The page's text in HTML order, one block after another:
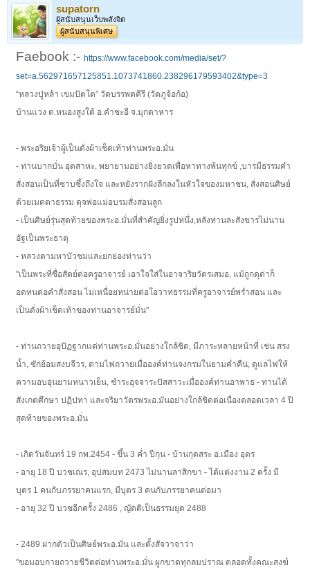
supatorn
ผู้สนับสนุนเว็บพลังจิต
ผู้สนับสนุนพิเศษ
Faebook :-https://www.facebook.com/media/set/?
set=a.562971657125851.1073741860.238296179593402&type=3
“หลวงปู่หล้า เขมปัตโต” วัดบรรพตคีรี (วัดภูจ้อก้อ)
บ้านแวง ต.หนองสูงใต้ อ.คำชะอี จ.มุกดาหาร
- พระอริยเจ้าผู้เป็นดั่งผ้าเช็ดเท้าท่านพระอ.มั่น
- ท่านบากบั่น อุตสาหะ, พยายามอย่างยิ่งยวดเพื่อหาทางพ้นทุกข์ ,บารมีธรรมคำ
สั่งสอนเป็นที่ซาบซึ้งถึงใจ และหยั่งรากฝังลึกลงในหัวใจของมหาชน, สั่งสอนศิษย์
ด้วยเมตตาธรรม ดุจพ่อแม่อบรมสั่งสอนลูก
- เป็นศิษย์รุ่นสุดท้ายของพระอ.มั่นที่สำคัญยิ่งรูปหนึ่ง,หลังท่านละสังขารไม่นาน
อัฐเป็นพระธาตุ
- หลวงตามหาบัวชมและยกย่องท่านว่า
"เป็นพระที่ซื่อสัตย์ต่อครูอาจารย์ เอาใจใส่ในอาจาริยวัตรเสมอ, แม้ถูกดุด่าก็
อดทนต่อคำสั่งสอน ไม่เหนื่อยหน่ายต่อโอวาทธรรมที่ครูอาจารย์พร่ำสอน และ
เป็นดั่งผ้าเช็ดเท้าของท่านอาจารย์มั่น"
- ท่านถวายอุปัฏฐากแด่ท่านพระอ.มั่นอย่างใกล้ชิด, มีภาระหลายหน้าที่ เช่น สรง
น้ำ, ซักย้อมสงบจีวร, ตามไฟถวายเมื่อองค์ท่านจงกรมในยามค่ำคืน่, ดูแลไฟให้
ความอบอุ่นยามหนาวเย็น, ชำระอุจจาระปัสสาวะเมื่อองค์ท่านอาพาธ - ท่านได้
สังเกตศึกษา ปฏิปทา และจริยาวัตรพระอ.มั่นอย่างใกล้ชิดต่อเนื่องตลอดเวลา 4 ปี
สุดท้ายของพระอ.มั่น
- เกิดวันจันทร์ 19 กพ.2454 - ขึ้น 3 ค่ำ ปีกุน - บ้านกุดสระ อ.เมือง อุดร
- อายุ 18 ปี บวชเณร, อุปสมบท 2473 ไม่นานลาสิกขา - ได้แต่งงาน 2 ครั้ง มี
บุตร 1 คนกับภรรยาคนแรก, มีบุตร 3 คนกับภรรยาคนต่อมา
- อายุ 32 ปี บวชอีกครั้ง 2486 , ญัตติเป็นธรรมยุต 2488
- 2489 ฝากตัวเป็นศิษย์พระอ.มั่น และตั้งสัจวาจาว่า
"ขอมอบกายถวายชีวิตต่อท่านพระอ.มั่น ผูกขาดทุกลมปราณ ตลอดทั้งคณะสงฆ์